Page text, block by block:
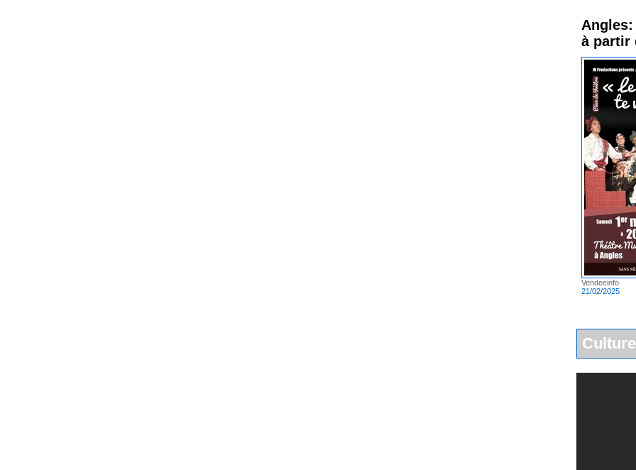
à partir
Vendeeinfo
21/02/2025